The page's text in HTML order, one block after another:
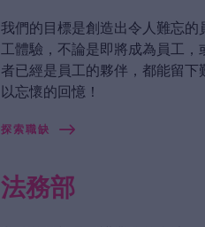
我們的目標是創造出令人難忘的
工體驗，不論是即將成為員工，
者已經是員工的夥伴，都能留下
以忘懷的回憶！
探索職缺
法務部